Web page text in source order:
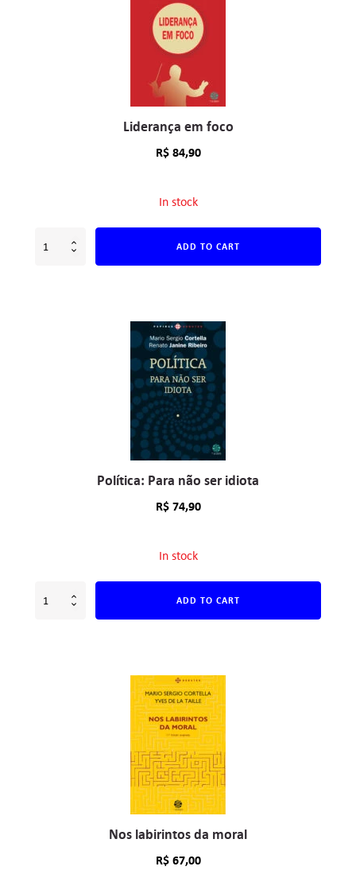
Liderança em foco
R$84,90
In stock
ADD TO CART
Política: Para não ser idiota
R$74,90
In stock
ADD TO CART
Nos labirintos da moral
R$67,00